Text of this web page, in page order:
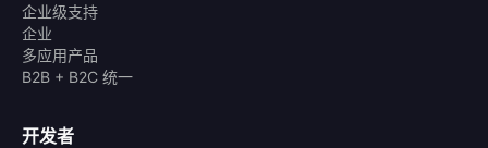
企业级支持
企业
多应用产品
B2B + B2C 统一
开发者